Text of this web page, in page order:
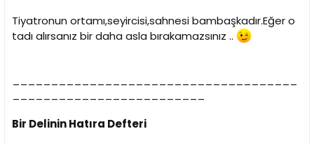
Tiyatronun ortamı,seyircisi,sahnesi bambaşkadır.Eğer o
tadı alırsanız bir daha asla bırakamazsınız ..
Bir Delinin Hatıra Defteri